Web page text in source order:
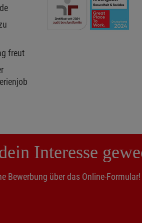
freut
Interesse
Bewerbung über das Online-Formular!